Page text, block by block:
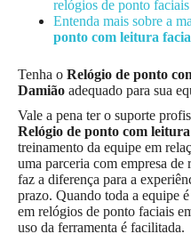
relógios de ponto faciais
Entenda mais sobre a
ponto com leitura
Tenha o Relógio de ponto
Damião adequado para sua
Vale a pena ter o suporte
Relógio de ponto com
treinamento da equipe em
uma parceria com empresa
faz a diferença para a
prazo. Quando toda a equipe
em relógios de ponto faciais
uso da ferramenta é facilitada.